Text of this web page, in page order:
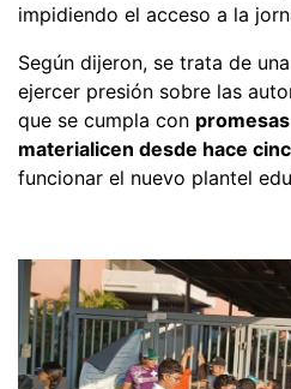
impidiendo el acceso a la
Según dijeron, se trata de
ejercer presión sobre las
que se cumpla con
materialicen desde hace
funcionar el nuevo plantel